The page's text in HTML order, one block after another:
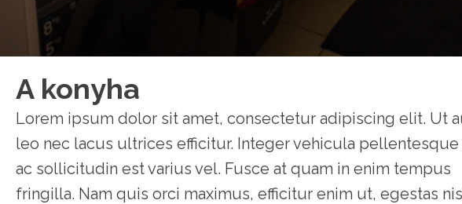
A konyha
Lorem ipsum dolor sit amet, consectetur adipiscing elit. Ut
leo nec lacus ultrices efficitur. Integer vehicula pellentesque
ac sollicitudin est varius vel. Fusce at quam in enim tempus
fringilla. Nam quis orci maximus, efficitur enim ut, egestas